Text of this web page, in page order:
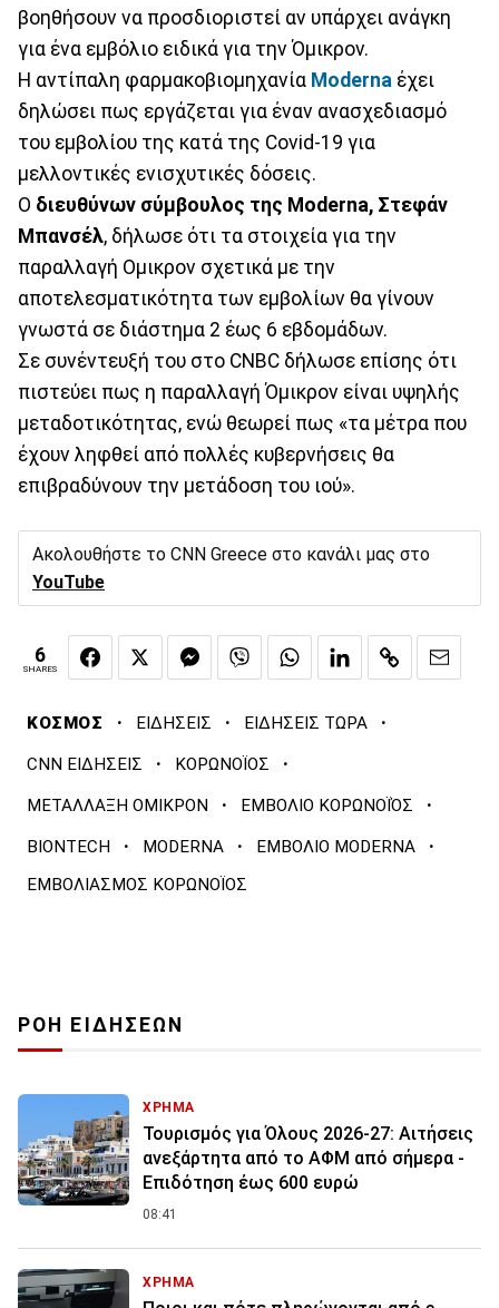
βοηθήσουν να προσδιοριστεί αν υπάρχει ανάγκη
για ένα εμβόλιο ειδικά για την Όμικρον.
Η αντίπαλη φαρμακοβιομηχανία Moderna έχει
δηλώσει πως εργάζεται για έναν ανασχεδιασμό
του εμβολίου της κατά της Covid-19 για
μελλοντικές ενισχυτικές δόσεις.
Ο διευθύνων σύμβουλος της Moderna, Στεφάν
Μπανσέλ, δήλωσε ότι τα στοιχεία για την
παραλλαγή Ομικρον σχετικά με την
αποτελεσματικότητα των εμβολίων θα γίνουν
γνωστά σε διάστημα 2 έως 6 εβδομάδων.
Σε συνέντευξή του στο CNBC δήλωσε επίσης ότι
πιστεύει πως η παραλλαγή Όμικρον είναι υψηλής
μεταδοτικότητας, ενώ θεωρεί πως «τα μέτρα που
έχουν ληφθεί από πολλές κυβερνήσεις θα
επιβραδύνουν την μετάδοση του ιού».
Ακολουθήστε το CNN Greece στο κανάλι μας στο
YouTube
6
SHARES
ΚΟΣΜΟΣ · ΕΙΔΗΣΕΙΣ · ΕΙΔΗΣΕΙΣ ΤΩΡΑ ·
CNN ΕΙΔΗΣΕΙΣ · ΚΟΡΩΝΟΪΟΣ ·
ΜΕΤΑΛΛΑΞΗ ΟΜΙΚΡΟΝ · ΕΜΒΟΛΙΟ ΚΟΡΩΝΟΪΌΣ ·
BIONTECH · MODERNA · ΕΜΒΟΛΙΟ MODERNA ·
ΕΜΒΟΛΙΑΣΜΟΣ ΚΟΡΩΝΟΪΟΣ
ΡΟΗ ΕΙΔΗΣΕΩΝ
ΧΡΗΜΑ
Τουρισμός για Όλους 2026-27: Αιτήσεις
ανεξάρτητα από το ΑΦΜ από σήμερα -
Επιδότηση έως 600 ευρώ
08:41
ΧΡΗΜΑ